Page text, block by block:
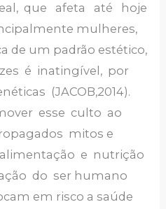
que afeta até hoje
mulheres,
de um padrão estético,
é inatingível, por
(JACOB,2014).
esse culto ao
mitos e
e nutrição
do ser humano
em risco a saúde